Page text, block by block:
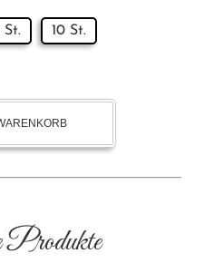
St. 10 St.
Produkte